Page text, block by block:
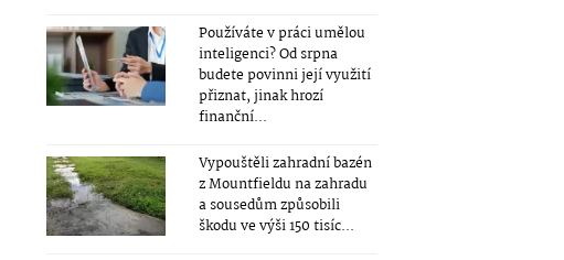
Používáte v práci umělou
inteligenci? Od srpna
budete povinni její využití
přiznat, jinak hrozí
finanční...
Vypouštěli zahradní bazén
z Mountfieldu na zahradu
a sousedům způsobili
škodu ve výši 150 tisíc...